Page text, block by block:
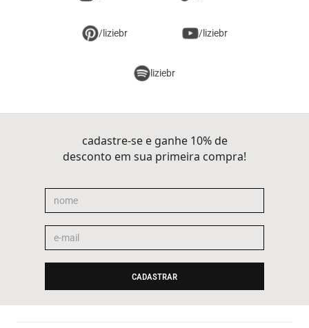
/liziebr /liziebr
liziebr
cadastre-se e ganhe 10% de
desconto em sua primeira compra!
CADASTRAR